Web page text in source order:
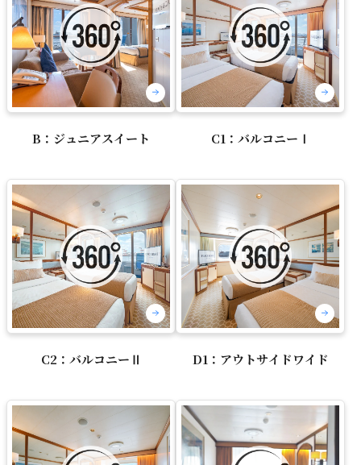
B：ジュニアスイート C1：バルコニーⅠ
C2：バルコニーⅡ D1：アウトサイドワイド